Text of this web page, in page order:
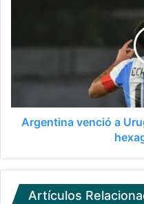
Argentina venció a
Artículos